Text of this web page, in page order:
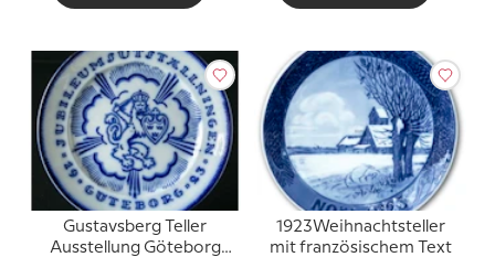
Gustavsberg Teller
Ausstellung Göteborg
1923Weihnachtsteller
mit französischem Text